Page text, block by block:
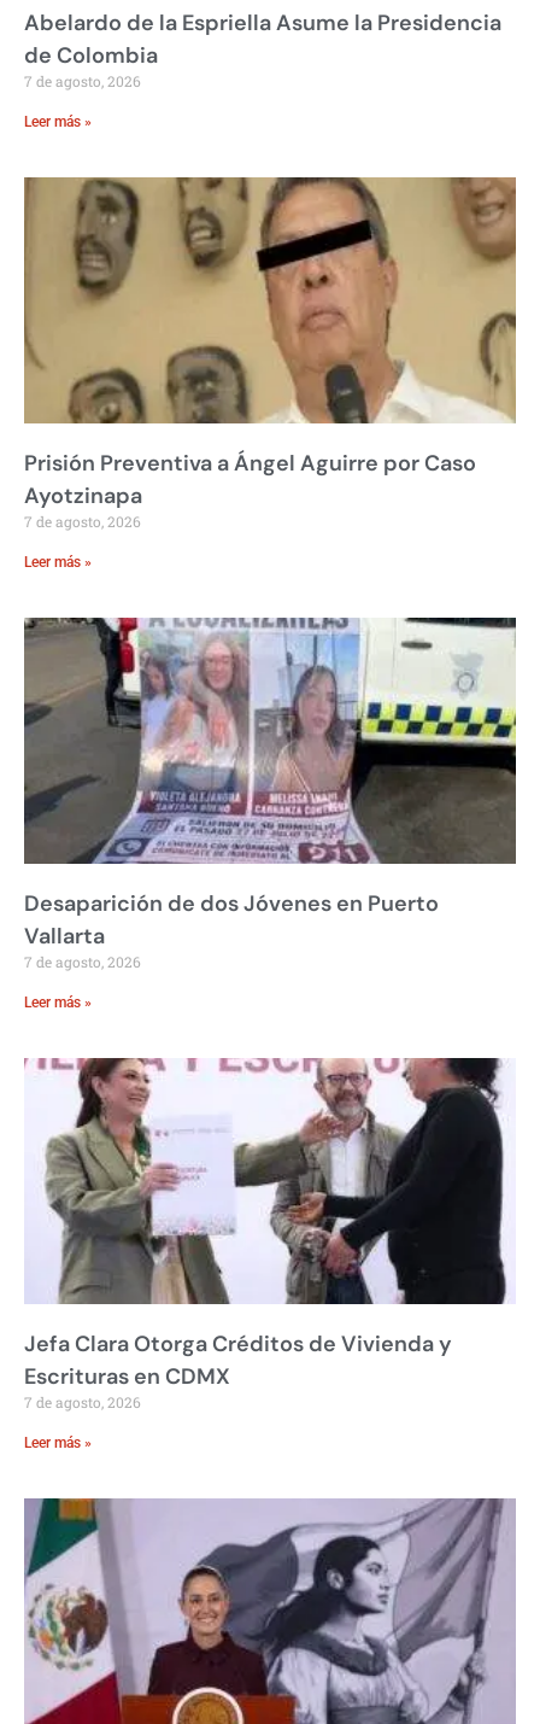
Abelardo de la Espriella Asume la Presidencia
de Colombia
7 de agosto, 2026
Leer más »
Prisión Preventiva a Ángel Aguirre por Caso
Ayotzinapa
7 de agosto, 2026
Leer más »
Desaparición de dos Jóvenes en Puerto
Vallarta
7 de agosto, 2026
Leer más »
Jefa Clara Otorga Créditos de Vivienda y
Escrituras en CDMX
7 de agosto, 2026
Leer más »